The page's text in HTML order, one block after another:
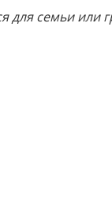
семьи или